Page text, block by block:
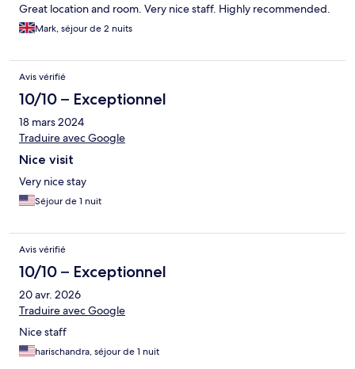
Great location and room. Very nice staff. Highly recommended.
Mark, séjour de 2 nuits
Avis vérifié
10/10 – Exceptionnel
18 mars 2024
Traduire avec Google
Nice visit
Very nice stay
Séjour de 1 nuit
Avis vérifié
10/10 – Exceptionnel
20 avr. 2026
Traduire avec Google
Nice staff
harischandra, séjour de 1 nuit